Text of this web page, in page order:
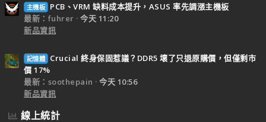
主機板
PCB、VRM 缺料成本提升，ASUS 率先調漲主機板
最新：fuhrer
今天 11:20
新品資訊
記憶體
Crucial 終身保固惹議？DDR5 壞了只退原購價，但僅剩市
價 17%
最新：soothepain
今天 10:56
新品資訊
線上統計